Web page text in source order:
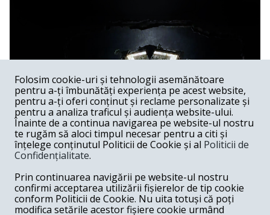
Lakmé al lui Andrei Șerban
Spectacol /Spectacolele lui Andrei Șerban au, în feluri extrem
de diferite, capacitatea de a sugera că Graalul există —
undeva, dincolo de gest, de muzică, de imagine —, dar că el
Folosim cookie-uri și tehnologii asemănătoare
pentru a-ți îmbunătăți experiența pe acest website,
pentru a-ți oferi conținut și reclame personalizate și
pentru a analiza traficul și audiența website-ului.
Înainte de a continua navigarea pe website-ul nostru
te rugăm să aloci timpul necesar pentru a citi și
înțelege conținutul Politicii de Cookie și al Politicii de
Confidențialitate.
Prin continuarea navigării pe website-ul nostru
confirmi acceptarea utilizării fișierelor de tip cookie
conform Politicii de Cookie. Nu uita totuși că poți
modifica setările acestor fișiere cookie urmând